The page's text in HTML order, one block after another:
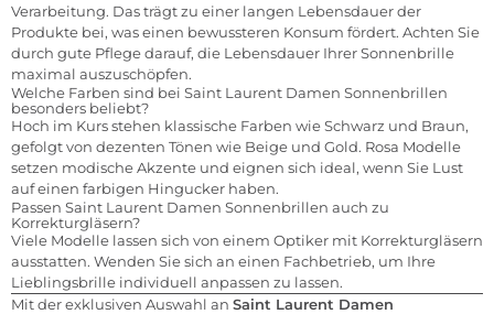
Verarbeitung. Das trägt zu einer langen Lebensdauer der
Produkte bei, was einen bewussteren Konsum fördert. Achten Sie
durch gute Pflege darauf, die Lebensdauer Ihrer Sonnenbrille
maximal auszuschöpfen.
Welche Farben sind bei Saint Laurent Damen Sonnenbrillen
besonders beliebt?
Hoch im Kurs stehen klassische Farben wie Schwarz und Braun,
gefolgt von dezenten Tönen wie Beige und Gold. Rosa Modelle
setzen modische Akzente und eignen sich ideal, wenn Sie Lust
auf einen farbigen Hingucker haben.
Passen Saint Laurent Damen Sonnenbrillen auch zu
Korrekturgläsern?
Viele Modelle lassen sich von einem Optiker mit Korrekturgläsern
ausstatten. Wenden Sie sich an einen Fachbetrieb, um Ihre
Lieblingsbrille individuell anpassen zu lassen.
Mit der exklusiven Auswahl an Saint Laurent Damen